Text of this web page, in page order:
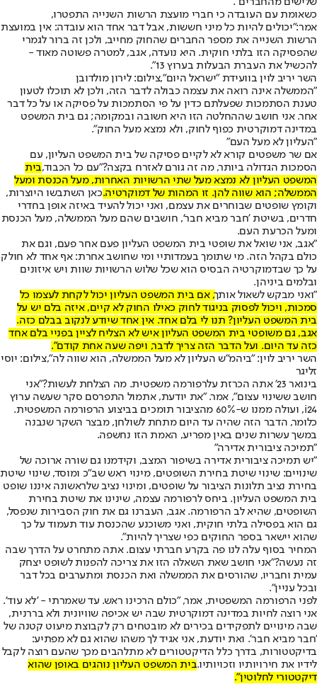
כשאומת עם העובדה כי חברי מועצת הרשות השנייה התפטרו,
אמר:"יכולים להיות כל מיני חששות, אבל דבר אחד הוא עובדה: אין במועצת
הרשות השנייה את מספר החברים שהחוק מחייב, ולכן זה ברור לגמרי
שהפסיקה הזו בלתי חוקית. היא נועדה, אגב, למטרה פשוטה מאוד -
להכשיל את העברת הבעלות בערוץ 13".
השר יריב לוין בוועידת "ישראל היום",צילום: לירון מולדובן
"הממשלה אינה רואה את עצמה כבולה לדבר הזה, ולכן לא תוכלו לטעון
טענת הסתמכות שפעלתם כדין על פי הסתמכות על פסיקה או על כל דבר
אחר. אני חושב שההחלטה הזו היא חשובה ובמקומה; גם בית המשפט
במדינה דמוקרטית כפוף לחוק, ולא נמצא מעל החוק".
"העליון לא מעל העם"
אם שר משפטים קורא לא לקיים פסיקה של בית המשפט העליון, עם
הסמכות הגדולה ביותר, מה זה גורם לאזרח בקצה?"עם כל הכבוד,בית
המשפט העליון לא נמצא מעל שתי הרשויות האחרות, מעל הכנסת ומעל
הממשלה; הוא שווה להן. זו המהות של דמוקרטיה.כאן השתבשו היוצרות,
וקומץ שופטים שבוחרים את עצמם, ואני יכול להעיד באיזה אופן בחדרי
חדרים, בשיטת 'חבר מביא חבר', חושבים שהם מעל הממשלה, מעל הכנסת
ומעל הכרעת העם.
"אגב, אני שואל את שופטי בית המשפט העליון פעם אחר פעם, וגם את
כולם בקהל הזה. מי שתומך בעמדותיי ומי שחושב אחרת: אף אחד לא חולק
על כך שבדמוקרטיה הבסיס הוא שכל שלוש הרשויות שוות ויש איזונים
ובלמים ביניהן.
"ואני מבקש לשאול אותך, אם בית המשפט העליון יכול לקחת לעצמו כל
סמכות, ויכול לפסוק בניגוד לחוק כאילו החוק לא קיים, איזה בלם יש על
בית המשפט העליון? תנו לי בלם אחד. אין אחד שיודע לנקוב בבלם כזה.
אגב, גם משופטי בית המשפט העליון איש לא הצליח לציין בפניי בלם אחד
כזה עד היום. ועל הדבר הזה צריך לדבר, ויפה שעה אחת קודם".
השר יריב לוין: "ביהמ"ש העליון לא מעל הממשלה, הוא שווה לה",צילום: יוסי
זליגר
בינואר 23' אתה הכרזת על
רפורמה משפטית. מה הצלחת לעשות?"אני
חושב ששינוי עצום", אמר. "את יודעת, אתמול התפרסם סקר שעשה ערוץ
i24, ועולה ממנו ש-60% מהציבור תומכים בביצוע הרפורמה המשפטית.
כלומר, הדבר הזה שהיה עד היום מתחת לשולחן, מבצר השקר שנבנה
במשך עשרות שנים באין מפריע, האמת הזו נחשפה.
"תמיכה ציבורית אדירה"
"יש תמיכה ציבורית אדירה בשיפור המצב, וקידמנו גם שורה ארוכה של
שינויים: שינוי שיטת בחירת השופטים, מינוי ראש שב"כ ומוסד, שינוי שיטת
בחירת נציב תלונות הציבור על שופטים, ומינוי נציב שלראשונה איננו שופט
בית המשפט העליון. ביחס לרפורמה עצמה, שינינו את שיטת בחירת
השופטים, שהיא לב הרפורמה. אגב, העברנו גם את חוק הסבירות שנפסל,
גם הוא בפסילה בלתי חוקית, ואני משוכנע שהכנסת עוד תעמוד על כך
שהוא יישאר בספר החוקים כפי שצריך להיות".
המחיר בסוף עלה לנו פה בקרע חברתי עצום. אתה מתחרט על הדרך שבה
זה נעשה?"אני חושב שאת השאלה הזו את צריכה להפנות לשופט יצחק
עמית וחבריו, שהורסים את הממשלה ואת הכנסת ומתערבים בכל דבר
ובכל עניין".
לפני הרפורמה המשפטית, אמר, "כולם הרכינו ראש. עד שאמרתי - 'לא עוד'.
אני רוצה לחיות במדינה דמוקרטית שבה יש אכיפה שוויונית ולא בררנית,
שבה מינויים לתפקידים בכירים לא מובטחים רק לקבוצת מיעוט קטנה של
'חבר מביא חבר'. ואת יודעת, אני אגיד לך משהו שהוא גם לא מפתיע:
בדיקטטורות, בדרך כלל הדיקטטורים לא מתלהבים מכך שהעם רוצה לקבל
לידיו את חירויותיו וזכויותיו.בית המשפט העליון נוהגים באופן שהוא
דיקטטורי לחלוטין".